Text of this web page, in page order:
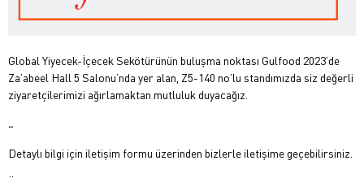
Global Yiyecek-İçecek Sekötürünün buluşma noktası Gulfood 2023’de
Za’abeel Hall 5 Salonu’nda yer alan, Z5-140 no’lu standımızda siz değerli
ziyaretçilerimizi ağırlamaktan mutluluk duyacağız.
..
Detaylı bilgi için iletişim formu üzerinden bizlerle iletişime geçebilirsiniz.